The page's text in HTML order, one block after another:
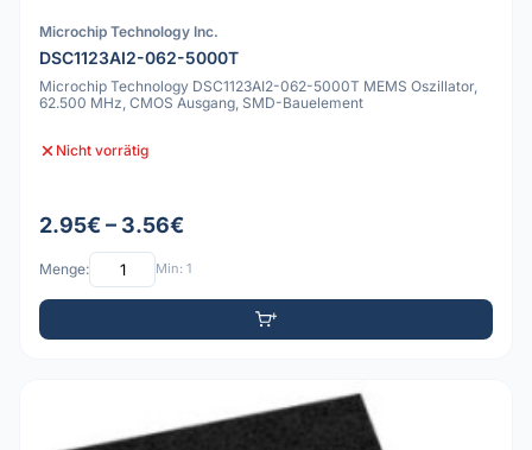
Microchip Technology Inc.
DSC1123AI2-062-5000T
Microchip Technology DSC1123AI2-062-5000T MEMS Oszillator,
62.500 MHz, CMOS Ausgang, SMD-Bauelement
Nicht vorrätig
2.95€ – 3.56€
Menge: Min: 1